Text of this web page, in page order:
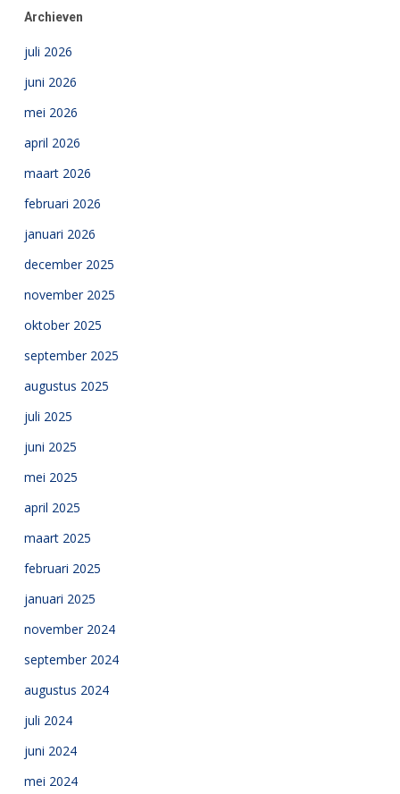
Archieven
juli 2026
juni 2026
mei 2026
april 2026
maart 2026
februari 2026
januari 2026
december 2025
november 2025
oktober 2025
september 2025
augustus 2025
juli 2025
juni 2025
mei 2025
april 2025
maart 2025
februari 2025
januari 2025
november 2024
september 2024
augustus 2024
juli 2024
juni 2024
mei 2024